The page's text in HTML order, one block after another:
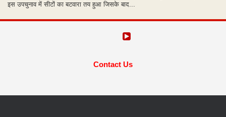
इस उपचुनाव में सीटों का बटवारा तय हुआ जिसके बाद...
Contact Us